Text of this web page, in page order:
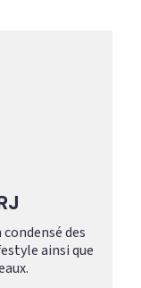
des
ainsi que